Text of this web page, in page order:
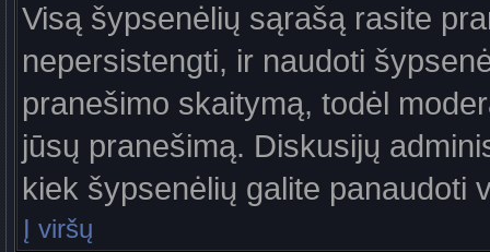
Visą šypsenėlių sąrašą rasite
nepersistengti, ir naudoti
pranešimo skaitymą, todėl
jūsų pranešimą. Diskusijų
kiek šypsenėlių galite panaudoti
Į viršų